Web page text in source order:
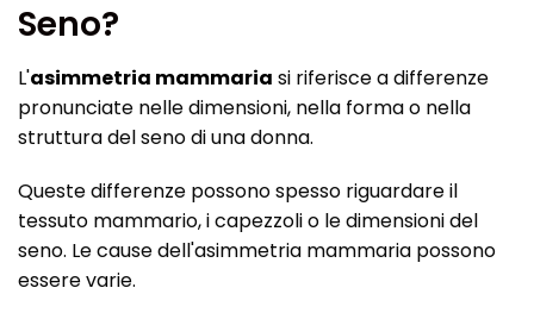
Seno?
L'asimmetria mammaria si riferisce a differenze
pronunciate nelle dimensioni, nella forma o nella
struttura del seno di una donna.
Queste differenze possono spesso riguardare il
tessuto mammario, i capezzoli o le dimensioni del
seno. Le cause dell'asimmetria mammaria possono
essere varie.